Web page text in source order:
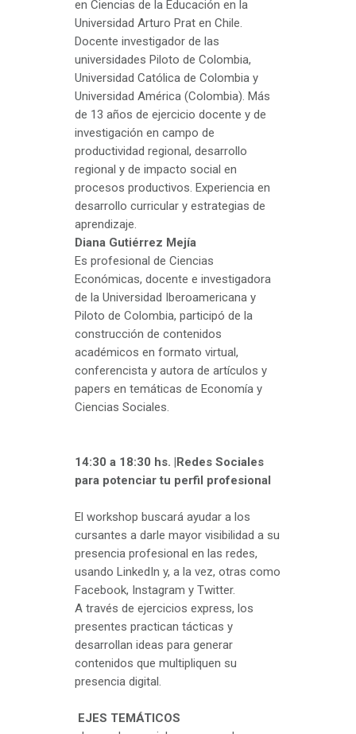
en Ciencias de la Educación en la
Universidad Arturo Prat en Chile.
Docente investigador de las
universidades Piloto de Colombia,
Universidad Católica de Colombia y
Universidad América (Colombia). Más
de 13 años de ejercicio docente y de
investigación en campo de
productividad regional, desarrollo
regional y de impacto social en
procesos productivos. Experiencia en
desarrollo curricular y estrategias de
aprendizaje.
Diana Gutiérrez Mejía
Es profesional de Ciencias
Económicas, docente e investigadora
de la Universidad Iberoamericana y
Piloto de Colombia, participó de la
construcción de contenidos
académicos en formato virtual,
conferencista y autora de artículos y
papers en temáticas de Economía y
Ciencias Sociales.
14:30 a 18:30 hs. |Redes Sociales
para potenciar tu perfil profesional
El workshop buscará ayudar a los
cursantes a darle mayor visibilidad a su
presencia profesional en las redes,
usando LinkedIn y, a la vez, otras como
Facebook, Instagram y Twitter.
A través de ejercicios express, los
presentes practican tácticas y
desarrollan ideas para generar
contenidos que multipliquen su
presencia digital.
EJES TEMÁTICOS